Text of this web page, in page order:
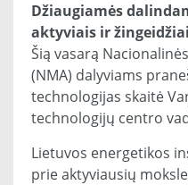
Džiaugiamės
aktyviais ir
Šią vasarą
(NMA) dalyviams
technologijas skaitė
technologijų centro
Lietuvos energetikos
prie aktyviausių